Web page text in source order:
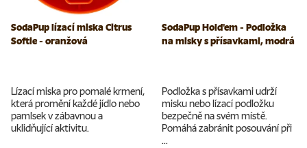
SodaPup lízací miska Citrus
Softie - oranžová
Lízací miska pro pomalé krmení,
která promění každé jídlo nebo
pamlsek v zábavnou a
uklidňující aktivitu.
SodaPup Hold'em - Podložka
na misky s přísavkami, modrá
Podložka s přísavkami udrží
misku nebo lízací podložku
bezpečně na svém místě.
Pomáhá zabránit posouvání při
...